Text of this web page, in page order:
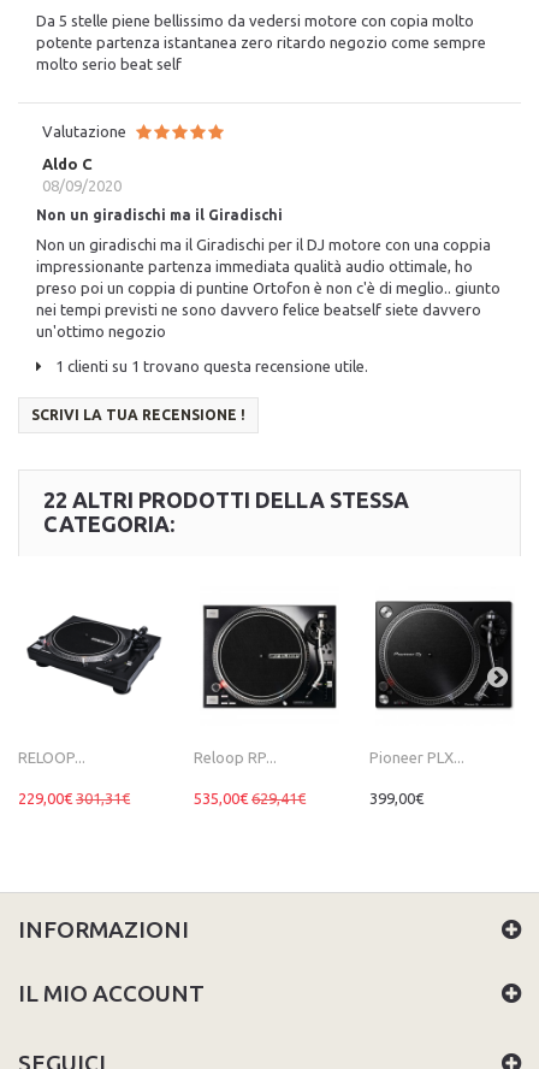
Da 5 stelle piene bellissimo da vedersi motore con copia molto
potente partenza istantanea zero ritardo negozio come sempre
molto serio beat self
Valutazione
Aldo C
08/09/2020
Non un giradischi ma il Giradischi
Non un giradischi ma il Giradischi per il DJ motore con una coppia
impressionante partenza immediata qualità audio ottimale, ho
preso poi un coppia di puntine Ortofon è non c'è di meglio.. giunto
nei tempi previsti ne sono davvero felice beatself siete davvero
un'ottimo negozio
1 clienti su 1 trovano questa recensione utile.
SCRIVI LA TUA RECENSIONE !
22 ALTRI PRODOTTI DELLA STESSA
CATEGORIA:
RELOOP...
229,00€ 301,31€
Reloop RP...
535,00€ 629,41€
Pioneer PLX...
399,00€
INFORMAZIONI
IL MIO ACCOUNT
SEGUICI